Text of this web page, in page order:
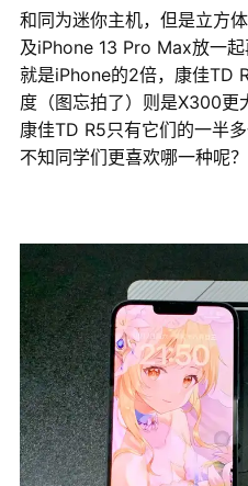
和同为迷你主机，但是立方
及iPhone 13 Pro Max放一
就是iPhone的2倍，康佳TD
度（图忘拍了）则是X300更
康佳TD R5只有它们的一半
不知同学们更喜欢哪一种呢？